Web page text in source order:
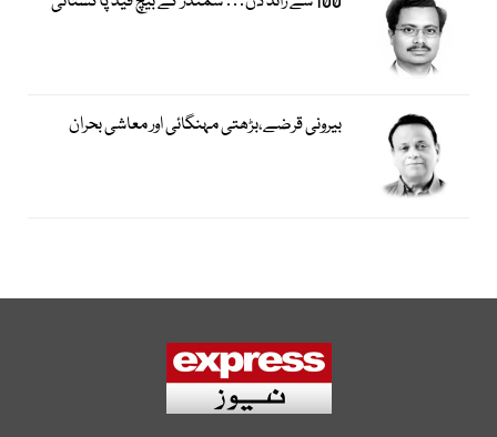
بیرونی قرضے،بڑھتی مہنگائی اور معاشی بحران